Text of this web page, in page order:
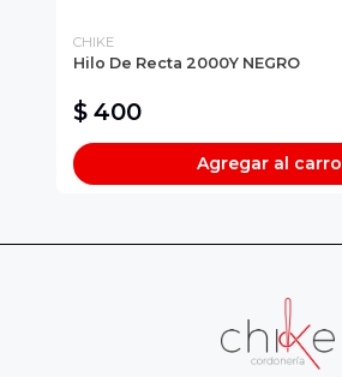
CHIKE
Hilo De Recta 2000Y NEGRO
$ 400
Agregar al carro